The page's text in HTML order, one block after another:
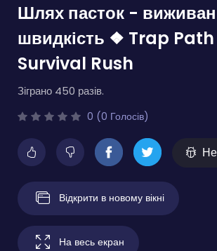
Шлях пасток -
швидкість ❖ Trap
Survival Rush
Зіграно 450 разів.
0 (0 Голосів)
Відкрити в новому вікні
На весь екран